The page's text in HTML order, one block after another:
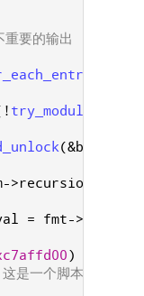
重要的输出
! try_module_get
(&
->recursion_depth
= fmt->
)
是一个脚本的处理程